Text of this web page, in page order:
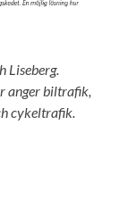
Liseberg.
anger biltrafik,
cykeltrafik.